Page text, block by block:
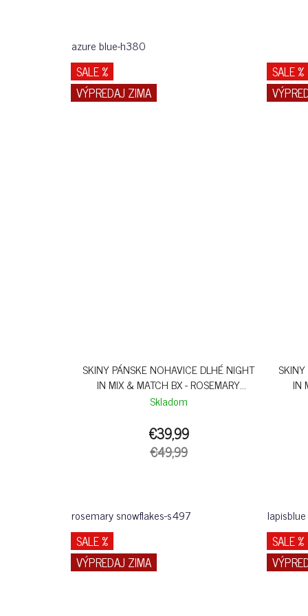
azure blue-h380
SALE %
VÝPREDAJ ZIMA
SKINY PÁNSKE NOHAVICE DLHÉ NIGHT
IN MIX & MATCH BX - ROSEMARY
SNOWFLAKES
Skladom
€39,99
€49,99
rosemary snowflakes-s497
SALE %
IN
SALE %
VÝPREDAJ ZIMA
SALE %